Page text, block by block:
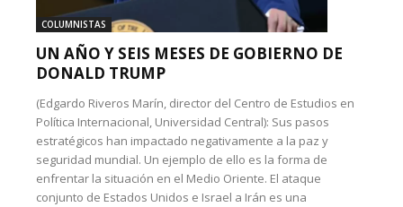
COLUMNISTAS
UN AÑO Y SEIS MESES DE GOBIERNO DE
DONALD TRUMP
(Edgardo Riveros Marín, director del Centro de Estudios en
Política Internacional, Universidad Central): Sus pasos
estratégicos han impactado negativamente a la paz y
seguridad mundial. Un ejemplo de ello es la forma de
enfrentar la situación en el Medio Oriente. El ataque
conjunto de Estados Unidos e Israel a Irán es una